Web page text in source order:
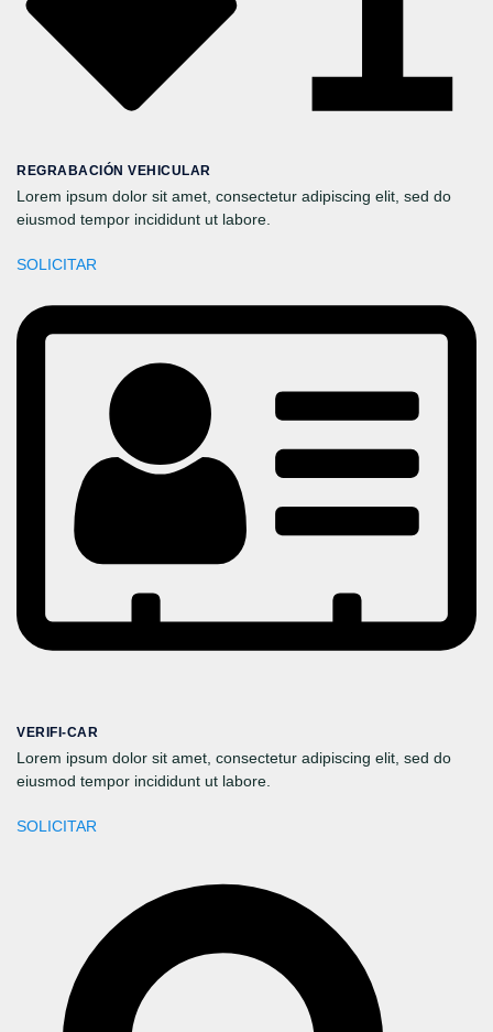
REGRABACIÓN VEHICULAR
Lorem ipsum dolor sit amet, consectetur adipiscing elit, sed do
eiusmod tempor incididunt ut labore.
SOLICITAR
VERIFI-CAR
Lorem ipsum dolor sit amet, consectetur adipiscing elit, sed do
eiusmod tempor incididunt ut labore.
SOLICITAR